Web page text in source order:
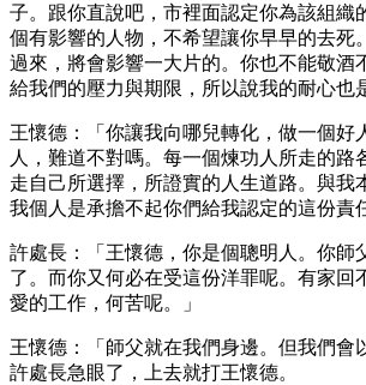
子。跟你直說吧，市裡面認定你為該組織
個有影響的人物，不希望讓你早早的去死
過來，將會影響一大片的。你也不能敬酒
給我們的壓力與期限，所以說我的耐心也
王懷德：「你讓我向哪兒轉化，做一個好
人，難道不對嗎。每一個煉功人所走的路
走自己所選擇，所證實的人生道路。與我
我個人是承擔不起你們給我認定的這份責
許處長：「王懷德，你是個聰明人。你師
了。而你又何必在受這份洋罪呢。有家回
愛的工作，何苦呢。」
王懷德：「師父就在我們身邊。但我們會
許處長急眼了，上去就打王懷德。